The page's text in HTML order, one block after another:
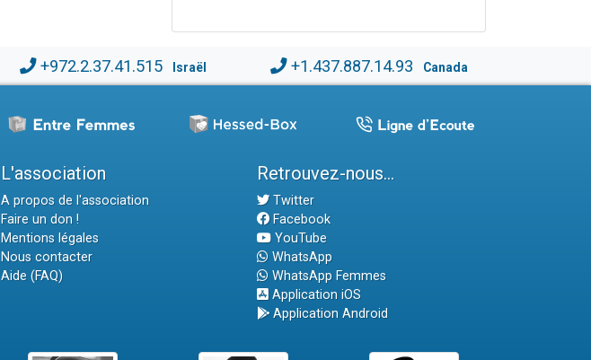
+972.2.37.41.515 Israël +1.437.887.14.93 Canada
L'association
A propos de l'association
Faire un don !
Mentions légales
Nous contacter
Aide (FAQ)
Retrouvez-nous...
Twitter
Facebook
YouTube
WhatsApp
WhatsApp Femmes
Application iOS
Application Android